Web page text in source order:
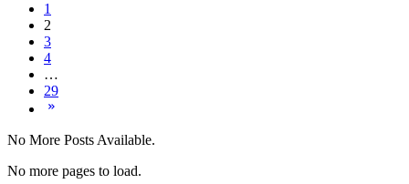
1
2
3
4
…
29
No More Posts Available.
No more pages to load.